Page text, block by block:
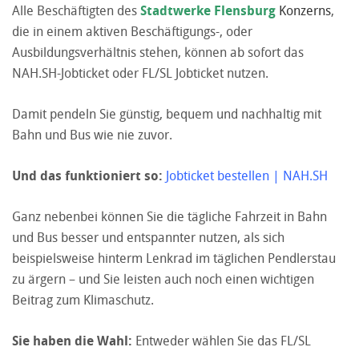
Alle Beschäftigten desStadtwerke Flensburg Konzerns,
die in einem aktiven Beschäftigungs-, oder
Ausbildungsverhältnis stehen, können ab sofort das
NAH.SH-Jobticket oder FL/SL Jobticket nutzen.
Damit pendeln Sie günstig, bequem und nachhaltig mit
Bahn und Bus wie nie zuvor.
Und das funktioniert so: Jobticket bestellen | NAH.SH
Ganz nebenbei können Sie die tägliche Fahrzeit in Bahn
und Bus besser und entspannter nutzen, als sich
beispielsweise hinterm Lenkrad im täglichen Pendlerstau
zu ärgern – und Sie leisten auch noch einen wichtigen
Beitrag zum Klimaschutz.
Sie haben die Wahl: Entweder wählen Sie das FL/SL